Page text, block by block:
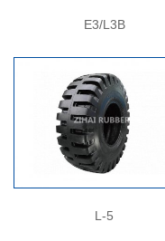
E3/L3B
L-5